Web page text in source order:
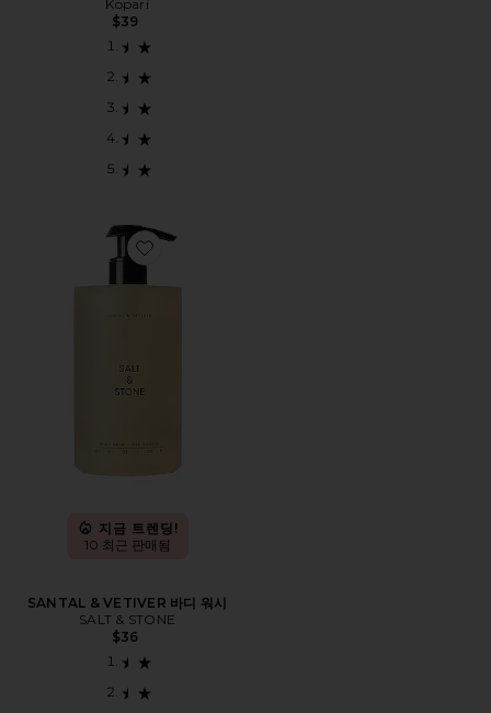
Kopari
$39
Favorite SANTAL & VETIVER 바디 워시
지금 트렌딩!
10 최근 판매됨
SANTAL & VETIVER 바디 워시
SALT & STONE
$36